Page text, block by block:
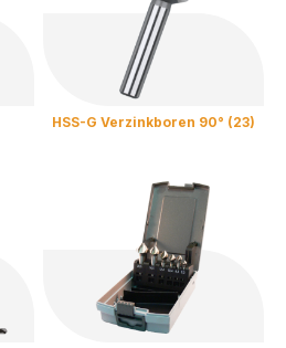
HSS-G Verzinkboren 90° (23)